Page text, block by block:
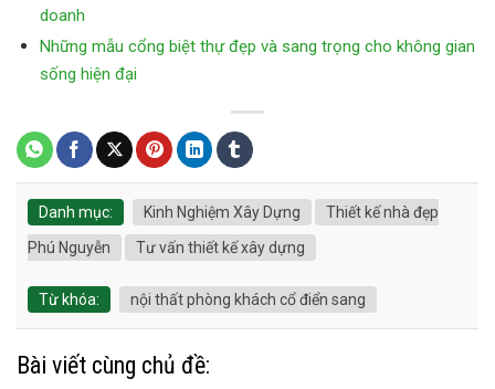
doanh
Những mẫu cổng biệt thự đẹp và sang trọng cho không gian
sống hiện đại
Danh mục: Kinh Nghiệm Xây Dựng
Thiết kế nhà đẹp
Phú Nguyễn
Tư vấn thiết kế xây dựng
Từ khóa: nội thất phòng khách cổ điển sang
Bài viết cùng chủ đề: